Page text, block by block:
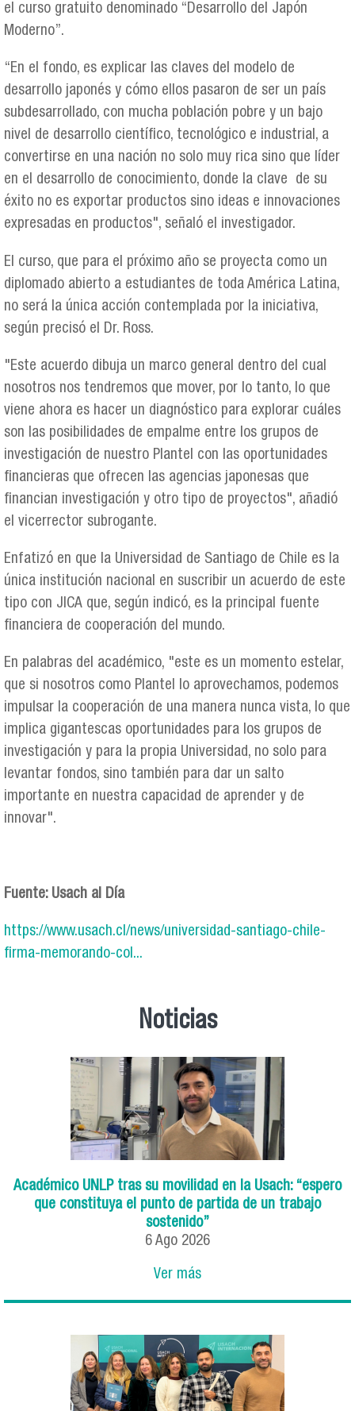
el curso gratuito denominado “Desarrollo del Japón
Moderno”.
“En el fondo, es explicar las claves del modelo de
desarrollo japonés y cómo ellos pasaron de ser un país
subdesarrollado, con mucha población pobre y un bajo
nivel de desarrollo científico, tecnológico e industrial, a
convertirse en una nación no solo muy rica sino que líder
en el desarrollo de conocimiento, donde la clave de su
éxito no es exportar productos sino ideas e innovaciones
expresadas en productos", señaló el investigador.
El curso, que para el próximo año se proyecta como un
diplomado abierto a estudiantes de toda América Latina,
no será la única acción contemplada por la iniciativa,
según precisó el Dr. Ross.
"Este acuerdo dibuja un marco general dentro del cual
nosotros nos tendremos que mover, por lo tanto, lo que
viene ahora es hacer un diagnóstico para explorar cuáles
son las posibilidades de empalme entre los grupos de
investigación de nuestro Plantel con las oportunidades
financieras que ofrecen las agencias japonesas que
financian investigación y otro tipo de proyectos", añadió
el vicerrector subrogante.
Enfatizó en que la Universidad de Santiago de Chile es la
única institución nacional en suscribir un acuerdo de este
tipo con JICA que, según indicó, es la principal fuente
financiera de cooperación del mundo.
En palabras del académico, "este es un momento estelar,
que si nosotros como Plantel lo aprovechamos, podemos
impulsar la cooperación de una manera nunca vista, lo que
implica gigantescas oportunidades para los grupos de
investigación y para la propia Universidad, no solo para
levantar fondos, sino también para dar un salto
importante en nuestra capacidad de aprender y de
innovar".
Fuente: Usach al Día
https://www.usach.cl/news/universidad-santiago-chile-
firma-memorando-col...
Noticias
Académico UNLP tras su movilidad en la Usach: “espero
que constituya el punto de partida de un trabajo
sostenido”
6 Ago 2026
Ver más